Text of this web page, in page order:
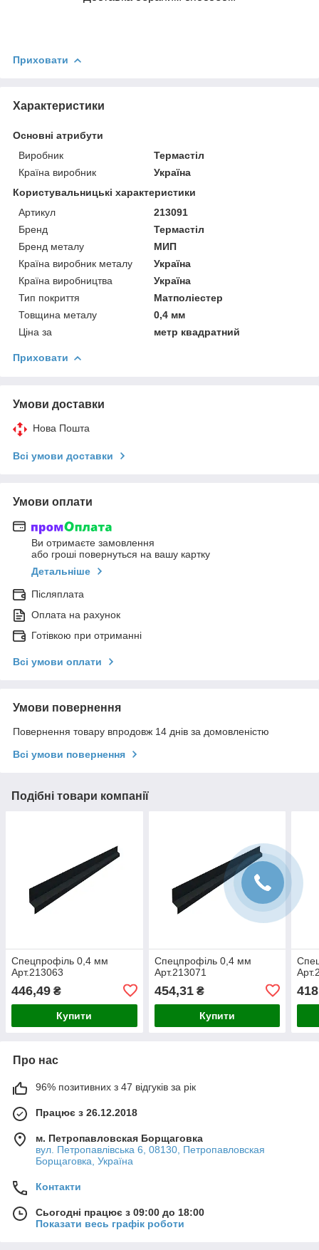
Приховати
Характеристики
Основні атрибути
Виробник
Термастіл
Країна виробник
Україна
Користувальницькі характеристики
Артикул
213091
Бренд
Термастіл
Бренд металу
МИП
Країна виробник металу
Україна
Країна виробництва
Україна
Тип покриття
Матполіестер
Товщина металу
0,4 мм
Ціна за
метр квадратний
Приховати
Умови доставки
Нова Пошта
Всі умови доставки
Умови оплати
Ви отримаєте замовлення
або гроші повернуться на вашу картку
Детальніше
Післяплата
Оплата на рахунок
Готівкою при отриманні
Всі умови оплати
Умови повернення
Повернення товару впродовж 14 днів за домовленістю
Всі умови повернення
Подібні товари компанії
Спецпрофіль 0,4 мм
Арт.213063
446,49 ₴
Купити
Спецпрофіль 0,4 мм
Арт.213071
454,31₴
Купити
Про нас
96% позитивних з 47 відгуків за рік
Працює з 26.12.2018
м. Петропавловская Борщаговка
вул. Петропавлівська 6, 08130, Петропавловская
Борщаговка, Україна
Контакти
Сьогодні працює з 09:00 до 18:00
Показати весь графік роботи